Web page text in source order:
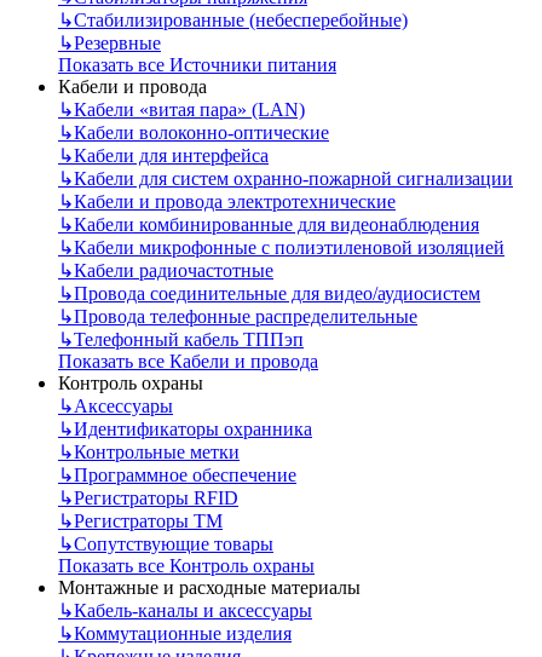
↳Стабилизированные (небесперебойные)
↳Резервные
Показать все Источники питания
Кабели и провода
↳Кабели «витая пара» (LAN)
↳Кабели волоконно-оптические
↳Кабели для интерфейса
↳Кабели для систем охранно-пожарной сигнализации
↳Кабели и провода электротехнические
↳Кабели комбинированные для видеонаблюдения
↳Кабели микрофонные с полиэтиленовой изоляцией
↳Кабели радиочастотные
↳Провода соединительные для видео/аудиосистем
↳Провода телефонные распределительные
↳Телефонный кабель ТППэп
Показать все Кабели и провода
Контроль охраны
↳Аксессуары
↳Идентификаторы охранника
↳Контрольные метки
↳Программное обеспечение
↳Регистраторы RFID
↳Регистраторы ТМ
↳Сопутствующие товары
Показать все Контроль охраны
Монтажные и расходные материалы
↳Кабель-каналы и аксессуары
↳Коммутационные изделия